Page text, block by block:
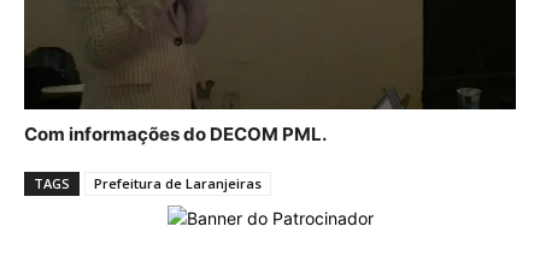
Com informações do DECOM PML.
TAGS Prefeitura de Laranjeiras